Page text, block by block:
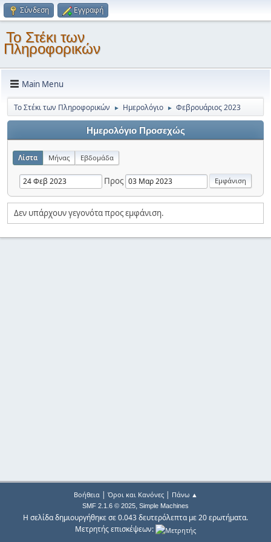
Σύνδεση Εγγραφή
Το Στέκι των
Πληροφορικών
Main Menu
Το Στέκι των Πληροφορικών ► Ημερολόγιο ► Φεβρουάριος 2023
Ημερολόγιο Προσεχώς
Λίστα Μήνας Εβδομάδα
Προς
Δεν υπάρχουν γεγονότα προς εμφάνιση.
Βοήθεια| Όροι και Κανόνες| Πάνω ▲
SMF 2.1.6 © 2025, Simple Machines
Η σελίδα δημιουργήθηκε σε 0.043 δευτερόλεπτα με 20 ερωτήματα.
Μετρητής επισκέψεων: